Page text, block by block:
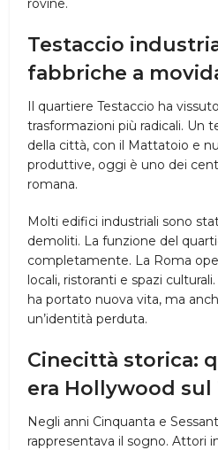
Testaccio
fabbriche a
Il quartiere Testaccio ha
trasformazioni più radicali. Un
della città, con il Mattatoio e
produttive, oggi è uno dei
romana.
Molti edifici industriali sono
demoliti. La funzione del
completamente. La Roma
locali, ristoranti e spazi
ha portato nuova vita, ma
un’identità perduta.
Cinecittà storica:
era Hollywood sul
Negli anni Cinquanta e
rappresentava il sogno. Attori